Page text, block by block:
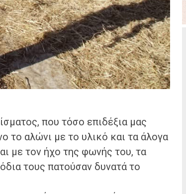
που τόσο επιδέξια μας
το αλώνι με το υλικό και τα άλογα
με τον ήχο της φωνής του, τα
τους πατούσαν δυνατά το